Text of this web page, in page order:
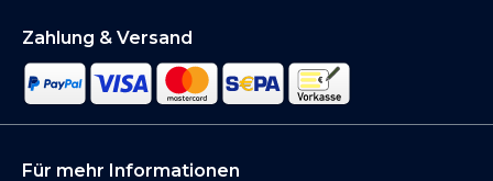
Zahlung & Versand
Für mehr Informationen